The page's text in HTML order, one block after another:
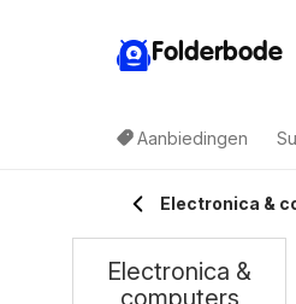
Folderbode
Aanbiedingen
Electronica &
Electronica &
computers